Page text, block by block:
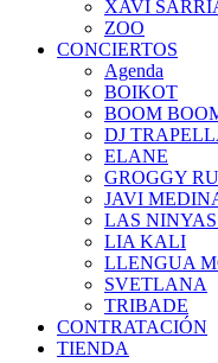
XAVI
ZOO
CONCIERTOS
Agenda
BOIKOT
BOOM
DJ
ELANE
GROGGY
JAVI
LAS
LIA KALI
LLENGUA
SVETLANA
TRIBADE
CONTRATACIÓN
TIENDA